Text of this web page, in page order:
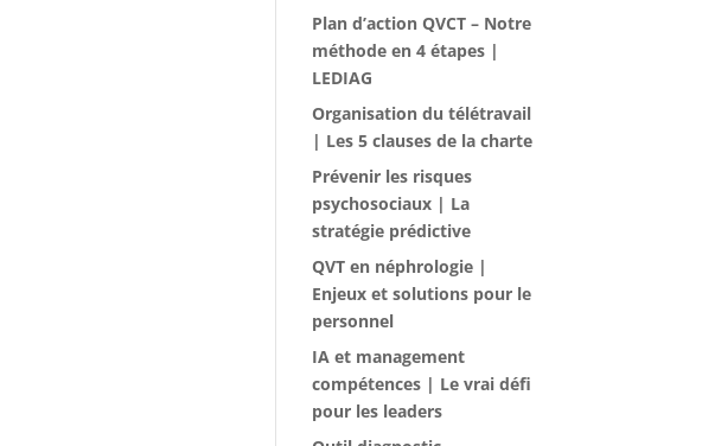
Plan d’action QVCT – Notre
méthode en 4 étapes |
LEDIAG
Organisation du télétravail
| Les 5 clauses de la charte
Prévenir les risques
psychosociaux | La
stratégie prédictive
QVT en néphrologie |
Enjeux et solutions pour le
personnel
IA et management
compétences | Le vrai défi
pour les leaders